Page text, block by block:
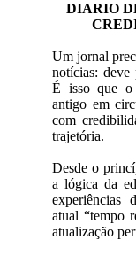
DIARIO
Um jornal
notícias: deve
É isso que
antigo em
com
trajetória.
Desde o
a lógica da
experiências
atual “tempo
atualização